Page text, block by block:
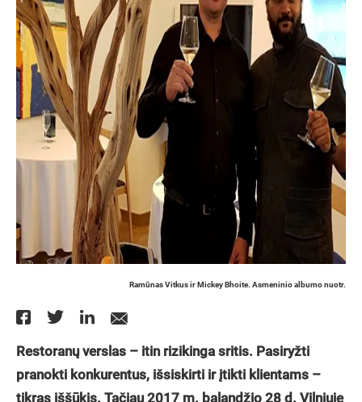
Ramūnas Vitkus ir Mickey Bhoite. Asmeninio albumo nuotr.
Restoranų verslas – itin rizikinga sritis. Pasiryžti
pranokti konkurentus, išsiskirti ir įtikti klientams –
tikras iššūkis. Tačiau 2017 m. balandžio 28 d. Vilniuje